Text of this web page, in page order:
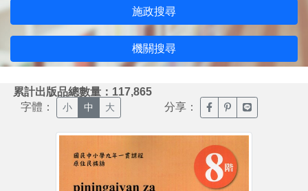
施政搜尋
機關搜尋
累計出版品總數量：117,865
字體： 小 中 大 分享： 臉書分享(另開新視窗)
噗浪分享(另開新
Line分享(另